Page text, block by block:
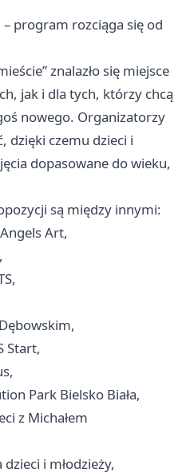
program rozciąga się od
znalazło się miejsce
jak i dla tych, którzy chcą
nowego. Organizatorzy
dzięki czemu dzieci i
dopasowane do wieku,
są między innymi:
Art,
Start,
Park Bielsko Biała,
z Michałem
i młodzieży,